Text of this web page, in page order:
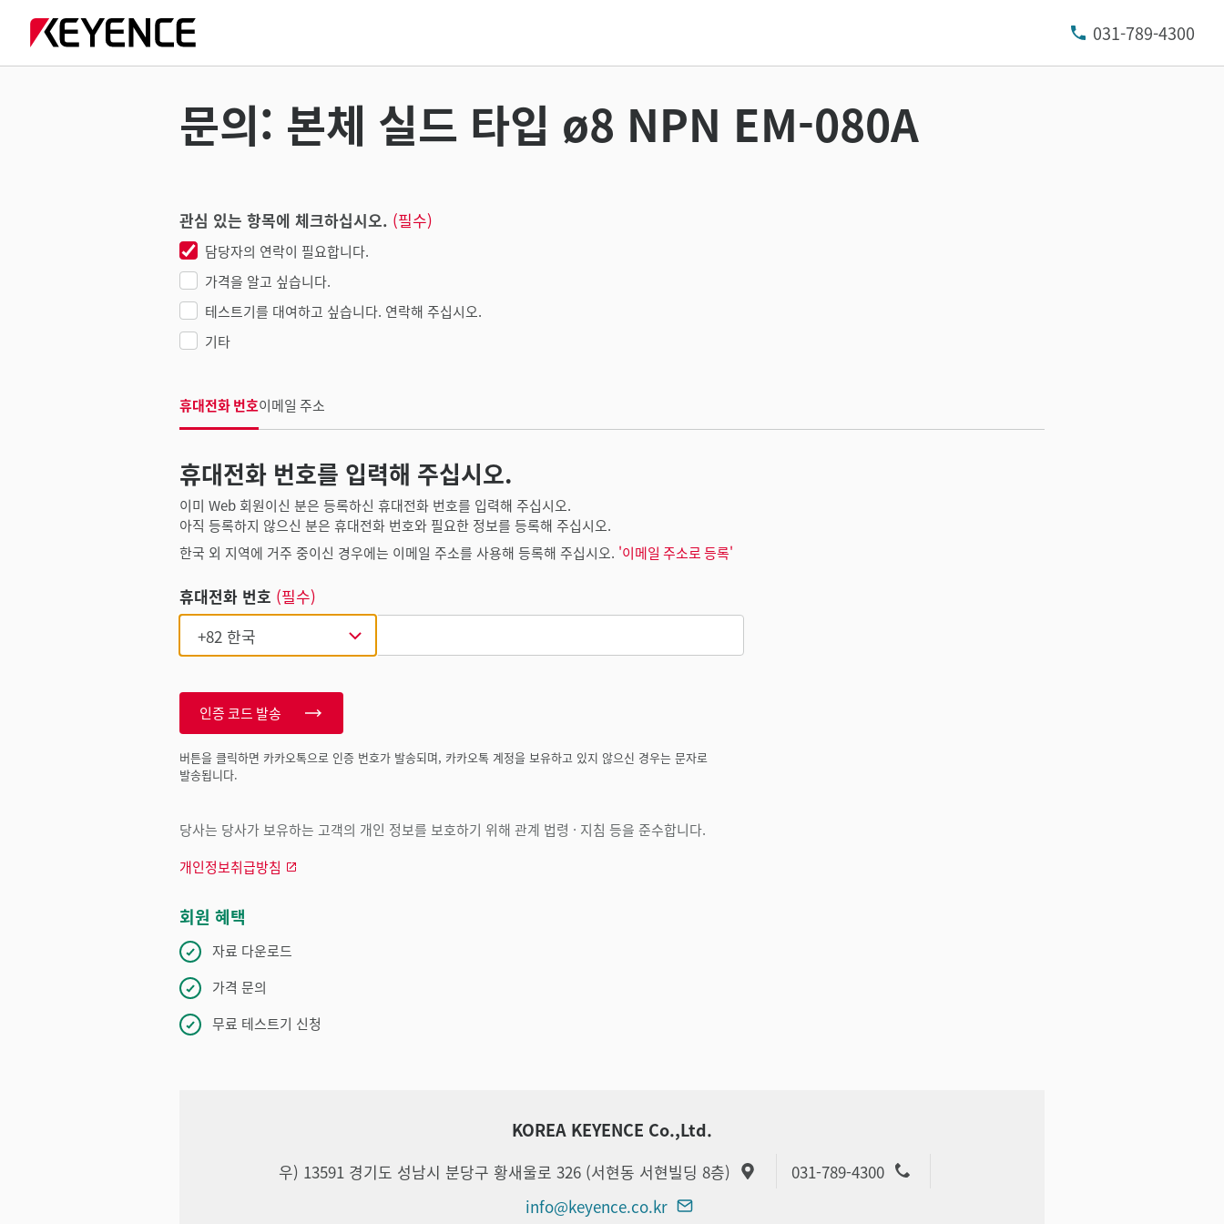
031-789-4300
문의: 본체 실드 타입 ø8 NPN EM-080A
관심 있는 항목에 체크하십시오. (필수)
담당자의 연락이 필요합니다.
가격을 알고 싶습니다.
테스트기를 대여하고 싶습니다. 연락해 주십시오.
기타
휴대전화 번호이메일 주소
휴대전화 번호를 입력해 주십시오.
이미 Web 회원이신 분은 등록하신 휴대전화 번호를 입력해 주십시오.
아직 등록하지 않으신 분은 휴대전화 번호와 필요한 정보를 등록해 주십시오.
한국 외 지역에 거주 중이신 경우에는 이메일 주소를 사용해 등록해 주십시오. '이메일 주소로 등록'
휴대전화 번호 (필수)
인증 코드 발송
버튼을 클릭하면 카카오톡으로 인증 번호가 발송되며, 카카오톡 계정을 보유하고 있지 않으신 경우는 문자로
발송됩니다.
당사는 당사가 보유하는 고객의 개인 정보를 보호하기 위해 관계 법령 · 지침 등을 준수합니다.
개인정보취급방침
회원 혜택
자료 다운로드
가격 문의
무료 테스트기 신청
KOREA KEYENCE Co.,Ltd.
우) 13591 경기도 성남시 분당구 황새울로 326 (서현동 서현빌딩 8층)
031-789-4300
info@keyence.co.kr